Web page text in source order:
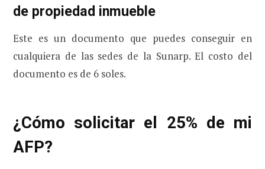
de propiedad inmueble
Este es un documento que puedes conseguir en
cualquiera de las sedes de la Sunarp. El costo del
documento es de 6 soles.
¿Cómo solicitar el 25% de mi
AFP?